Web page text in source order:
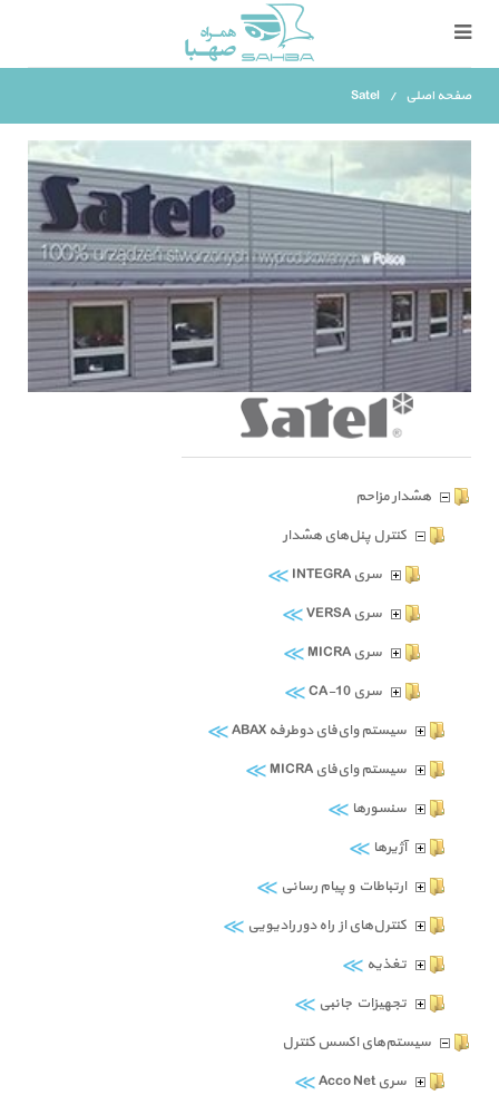
صفحه اصلی Satel
هشدار مزاحم
کنترل پنل‌های هشدار
سری INTEGRA
≫
سری VERSA ≫
سری MICRA ≫
سری CA-10 ≫
سیستم وای‌فای دوطرفه ABAX ≫
سیستم وای‌فای MICRA ≫
سنسورها ≫
آژیرها ≫
ارتباطات و پیام رسانی ≫
کنترل‌های از راه دور رادیویی ≫
تغذیه ≫
تجهیزات جانبی ≫
سیستم‌های اکسس کنترل
سری Acco Net
≫